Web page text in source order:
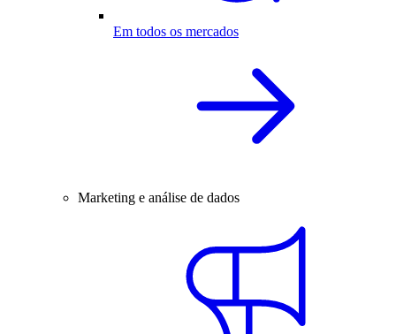
Em todos os mercados
Marketing e análise de dados